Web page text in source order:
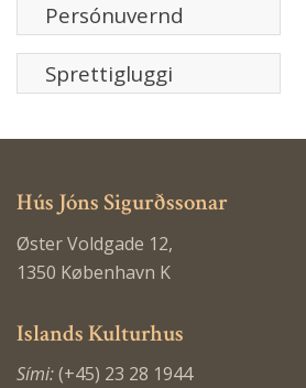
Persónuvernd
Sprettigluggi
Hús Jóns Sigurðssonar
Øster Voldgade 12,
1350 København K
Islands Kulturhus
Sími:(+45) 23 28 1944